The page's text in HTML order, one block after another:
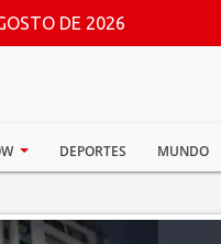
DE 2026
DEPORTES MUNDO